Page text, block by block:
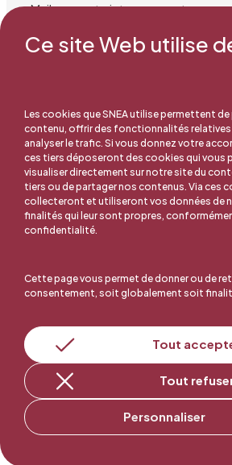
Ce site Web utilise
Les cookies que SNEA utilise permettent
contenu, offrir des fonctionnalités relatives
analyser le trafic. Si vous donnez votre
ces tiers déposeront des cookies qui vous
visualiser directement sur notre site du
tiers ou de partager nos contenus. Via ces
collecteront et utiliseront vos données de
finalités qui leur sont propres,
confidentialité.
Cette page vous permet de donner ou de
consentement, soit globalement soit
Tout
Tout
Personnaliser
Mail : secretariat@snea.net
En ligne, c'est facile !
Adhérer au SNEA